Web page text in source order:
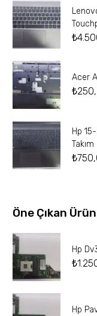
₺
Acer
₺
Hp
Takım
₺
Öne Çıkan
Hp
₺
Hp